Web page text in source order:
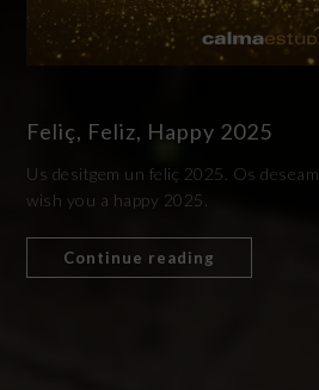
Feliç, Feliz, Happy 2025
Us desitgem un feliç 2025. Os
wish you a happy 2025.
Continue reading